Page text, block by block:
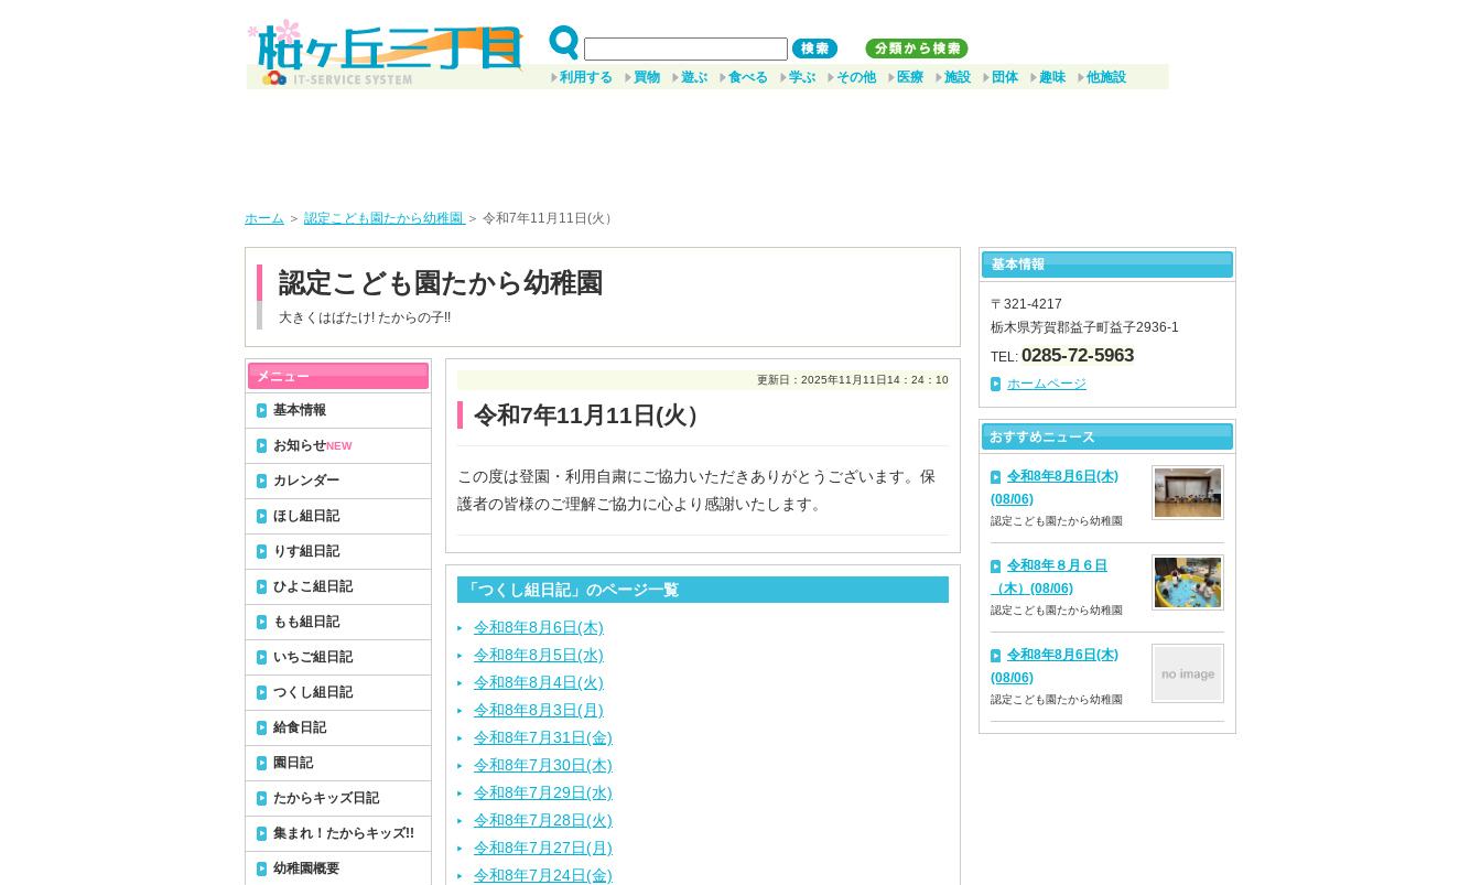
利用する 買物 遊ぶ 食べる 学ぶ その他 医療 施設 団体 趣味 他施設
ホーム ＞ 認定こども園たから幼稚園 ＞ 令和7年11月11日(火）
認定こども園たから幼稚園
大きくはばたけ! たからの子!!
更新日：2025年11月11日14：24：10
令和7年11月11日(火）
この度は登園・利用自粛にご協力いただきありがとうございます。保
護者の皆様のご理解ご協力に心より感謝いたします。
「つくし組日記」のページ一覧
令和8年8月6日(木)
令和8年8月5日(水)
令和8年8月4日(火)
令和8年8月3日(月)
令和8年7月31日(金)
令和8年7月30日(木)
令和8年7月29日(水)
令和8年7月28日(火)
令和8年7月27日(月)
令和8年7月24日(金)
基本情報
お知らせNEW
カレンダー
ほし組日記
りす組日記
ひよこ組日記
もも組日記
いちご組日記
つくし組日記
給食日記
園日記
たからキッズ日記
集まれ！たからキッズ!!
幼稚園概要
〒321-4217
栃木県芳賀郡益子町益子2936-1
TEL: 0285-72-5963
ホームページ
令和8年8月6日(木)
(08/06)
認定こども園たから幼稚園
令和8年８月６日
（木）(08/06)
認定こども園たから幼稚園
令和8年8月6日(木)
(08/06)
認定こども園たから幼稚園